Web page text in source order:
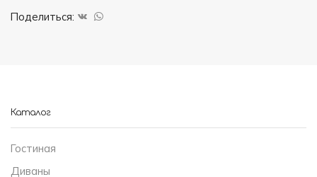
(3
Поделиться:
Каталог
Гостиная
Диваны